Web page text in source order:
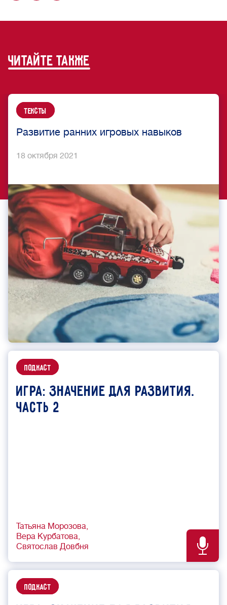
читайте также
Тексты
Развитие ранних игровых навыков
18 октября 2021
подкаст
Игра: значение для развития.
Часть 2
Татьяна Морозова
Вера Курбатова
Святослав Довбня
подкаст